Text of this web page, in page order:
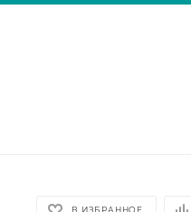
В ИЗБРАННОЕ